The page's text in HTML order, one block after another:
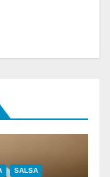
SALSA